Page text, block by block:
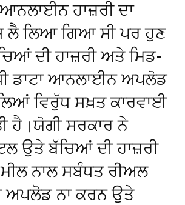
ਹਾਜ਼ਰੀ ਦਾ
ਲੈ ਲਿਆ ਗਿਆ ਸੀ ਪਰ ਹੁਣ
ਦੀ ਹਾਜ਼ਰੀ ਅਤੇ ਮਿਡ-
ਡਾਟਾ ਆਨਲਾਈਨ ਅਪਲੋਡ
ਵਿਰੁੱਧ ਸਖ਼ਤ ਕਾਰਵਾਈ
ਹੈ।ਯੋਗੀ ਸਰਕਾਰ ਨੇ
ਉਤੇ ਬੱਚਿਆਂ ਦੀ ਹਾਜ਼ਰੀ
ਨਾਲ ਸਬੰਧਤ ਰੀਅਲ
ਅਪਲੋਡ ਨਾ ਕਰਨ ਉਤੇ